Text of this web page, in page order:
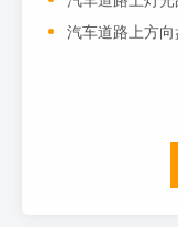
汽车道路上方